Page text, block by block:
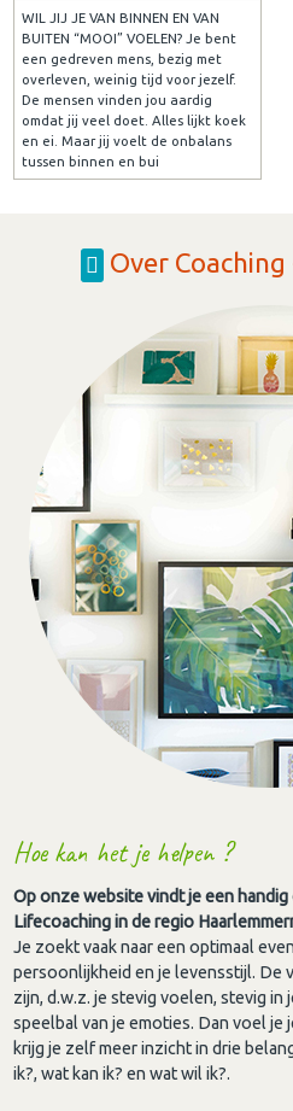
WIL JIJ JE VAN BINNEN EN VAN
BUITEN “MOOI” VOELEN? Je bent
een gedreven mens, bezig met
overleven, weinig tijd voor jezelf.
De mensen vinden jou aardig
omdat jij veel doet. Alles lijkt koek
en ei. Maar jij voelt de onbalans
tussen binnen en bui
Over
Hoe kan het je helpen ?
Op onze website vindt je een
Lifecoaching in de regio
Je zoekt vaak naar een optimaal
persoonlijkheid en je levensstijl. De
zijn, d.w.z. je stevig voelen, stevig in
speelbal van je emoties. Dan voel je
krijg je zelf meer inzicht in drie
ik?, wat kan ik? en wat wil ik?.